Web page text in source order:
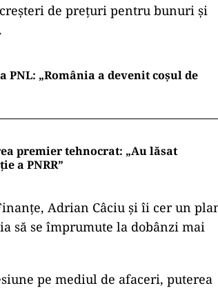
de prețuri pentru bunuri și
„România a devenit coșul de
premier tehnocrat: „Au lăsat
a PNRR”
Adrian Câciu și îi cer un
să se împrumute la dobânzi mai
pe mediul de afaceri, puterea